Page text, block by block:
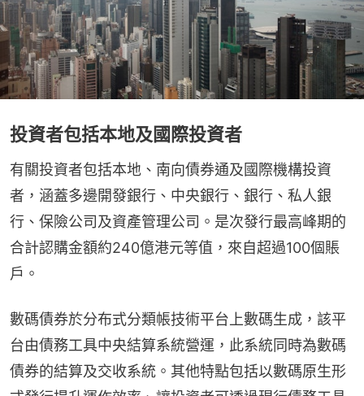
投資者包括本地及國際投資者
有關投資者包括本地、南向債券通及國際機構投資
者，涵蓋多邊開發銀行、中央銀行、銀行、私人銀
行、保險公司及資產管理公司。是次發行最高峰期的
合計認購金額約240億港元等值，來自超過100個賬
戶。
數碼債券於分布式分類帳技術平台上數碼生成，該平
台由債務工具中央結算系統營運，此系統同時為數碼
債券的結算及交收系統。其他特點包括以數碼原生形